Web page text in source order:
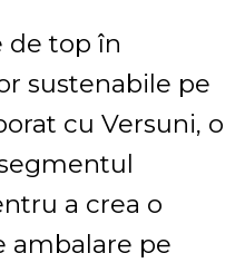
de top în
sustenabile pe
cu Versuni, o
a crea o
ambalare pe